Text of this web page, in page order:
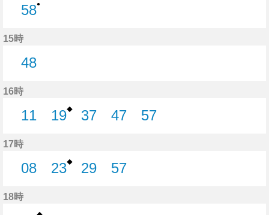
58●
15時
48
16時
11
19◆
37
47
57
17時
08
23◆
29
57
18時